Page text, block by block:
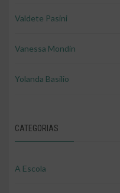
Valdete Pasini
Vanessa Mondin
Yolanda Basilio
CATEGORIAS
A Escola